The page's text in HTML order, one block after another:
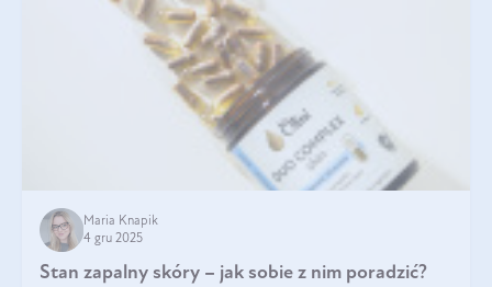
Maria Knapik
4 gru 2025
Stan zapalny skóry – jak sobie z nim poradzić?